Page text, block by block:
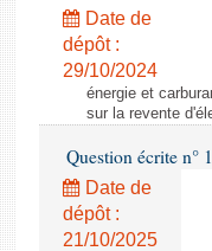
Date de
dépôt :
29/10/2024
énergie et
sur la revente
Question écrite n°
Date de
dépôt :
21/10/2025